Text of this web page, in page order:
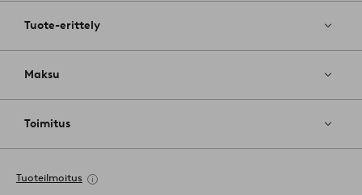
Tuote-erittely
Maksu
Toimitus
Tuoteilmoitus